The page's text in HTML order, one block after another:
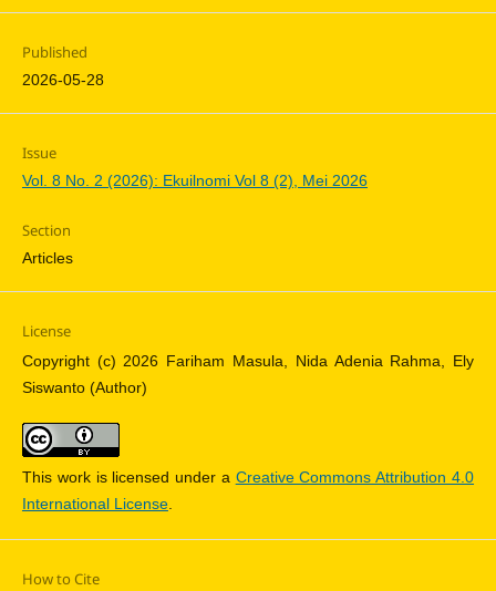
Published
2026-05-28
Issue
Vol. 8 No. 2 (2026): Ekuilnomi Vol 8 (2), Mei 2026
Section
Articles
License
Copyright (c) 2026 Fariham Masula, Nida Adenia Rahma, Ely
Siswanto (Author)
This work is licensed under a Creative Commons Attribution 4.0
International License.
How to Cite